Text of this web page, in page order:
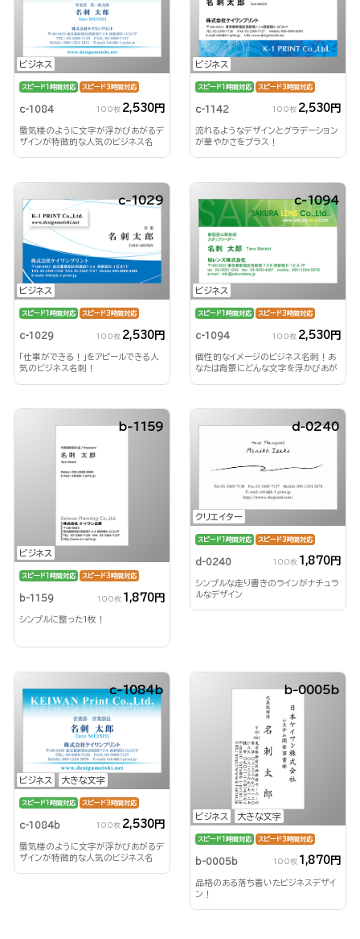
ビジネス
スピード1時間対応 スピード3時間対応
c-1084 100枚 2,530円
蜃気楼のように文字が浮かびあがるデ
ザインが特徴的な人気のビジネス名
ビジネス
スピード1時間対応 スピード3時間対応
c-1142 100枚 2,530円
流れるようなデザインとグラデーション
が華やかさをプラス！
ビジネス
c-1029
スピード1時間対応 スピード3時間対応
c-1029 100枚 2,530円
「仕事ができる！」をアピールできる人
気のビジネス名刺！
ビジネス
c-1094
スピード1時間対応 スピード3時間対応
c-1094 100枚 2,530円
個性的なイメージのビジネス名刺！あ
なたは背景にどんな文字を浮かびあが
ビジネス
b-1159
スピード1時間対応 スピード3時間対応
b-1159 100枚 1,870円
シンプルに整った1枚！
クリエイター
d-0240
スピード1時間対応 スピード3時間対応
d-0240 100枚 1,870円
シンプルな走り書きのラインがナチュラ
ルなデザイン
ビジネス 大きな文字
c-1084b
スピード1時間対応 スピード3時間対応
c-1084b 100枚 2,530円
蜃気楼のように文字が浮かびあがるデ
ザインが特徴的な人気のビジネス名
ビジネス 大きな文字
b-0005b
スピード1時間対応 スピード3時間対応
b-0005b 100枚 1,870円
品格のある落ち着いたビジネスデザイ
ン！